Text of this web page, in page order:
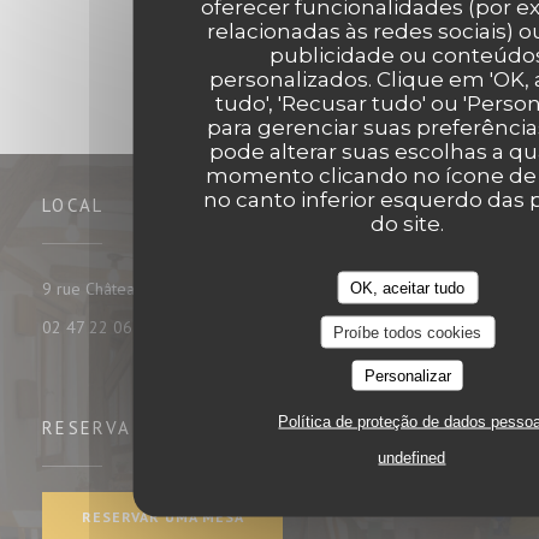
oferecer funcionalidades (por
relacionadas às redes sociais)
publicidade ou
personalizados. Clique em 'OK,
tudo', 'Recusar tudo' ou
para gerenciar suas
pode alterar suas escolhas a
momento clicando no ícone
no canto inferior esquerdo das
do site.
OK, aceitar tudo
Proíbe todos cookies
Personalizar
Política de proteção de dados
undefined
LOCAL
9 rue Châteauneuf 37000 tours
((abre numa nova janela))
02 47 22 06 35
RESERVA
RESERVAR UMA MESA